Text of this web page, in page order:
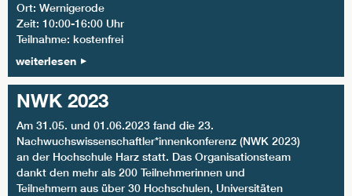
Ort: Wernigerode
Zeit: 10:00-16:00 Uhr
Teilnahme: kostenfrei
weiterlesen
NWK 2023
Am 31.05. und 01.06.2023 fand die 23.
Nachwuchswissenschaftler*innenkonferenz (NWK 2023)
an der Hochschule Harz statt. Das Organisationsteam
dankt den mehr als 200 Teilnehmerinnen und
Teilnehmern aus über 30 Hochschulen, Universitäten